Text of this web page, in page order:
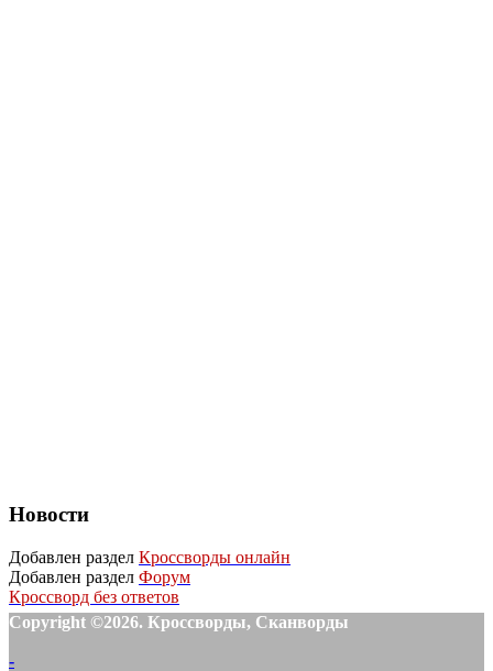
Новости
Добавлен раздел Кроссворды онлайн
Добавлен раздел Форум
Кроссворд без ответов
Copyright ©2026. Кроссворды, Сканворды
-